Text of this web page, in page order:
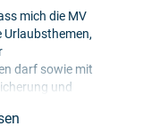
mich die MV
darf sowie mit
und
Klickraten in
der Gestaltung